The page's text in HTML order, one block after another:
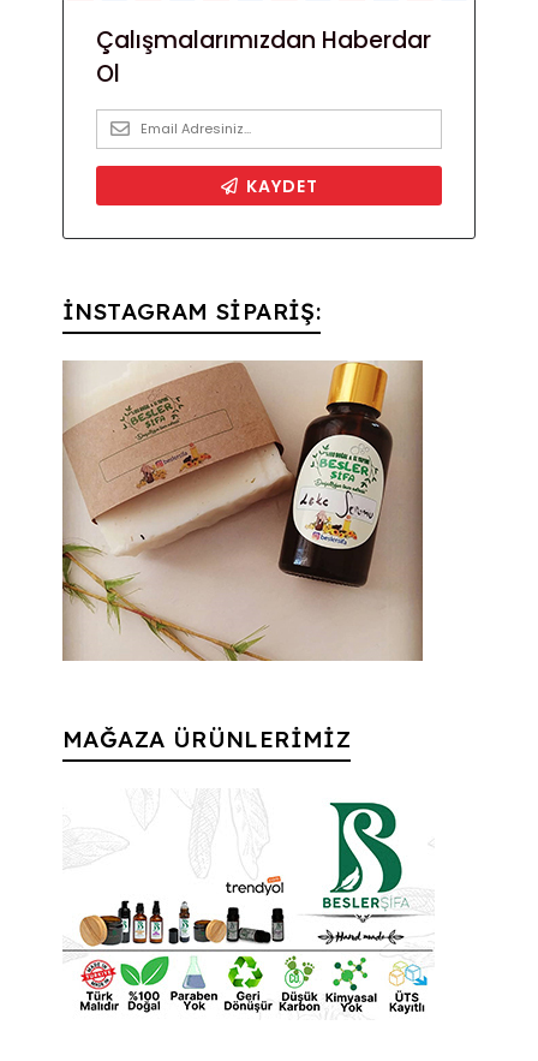
İNSTAGRAM SİPARİŞ:
MAĞAZA ÜRÜNLERİMİZ